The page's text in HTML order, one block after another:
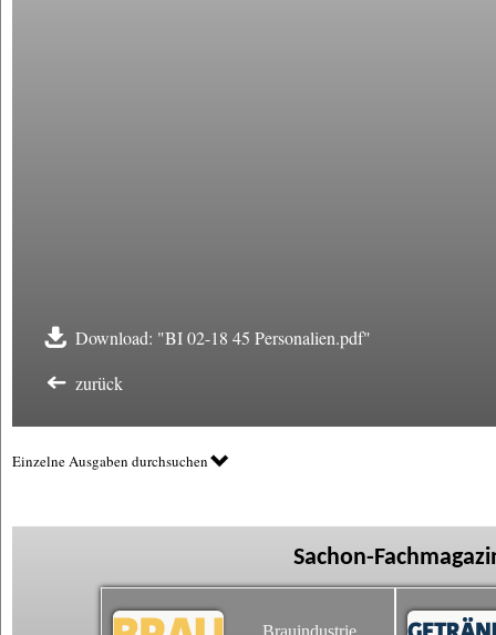
Download: "BI 02-18 45 Personalien.pdf"
zurück
Einzelne Ausgaben durchsuchen
Sachon-
Brauindustrie